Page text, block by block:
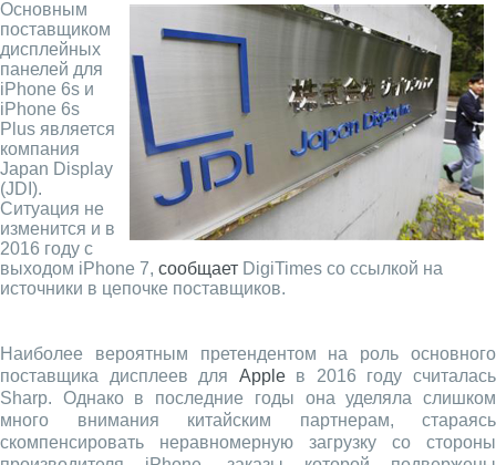
Основным
поставщиком
дисплейных
панелей для
iPhone 6s и
iPhone 6s
Plus является
компания
Japan Display
(JDI).
Ситуация не
изменится и в
2016 году с
выходом iPhone 7, сообщает DigiTimes со ссылкой на
источники в цепочке поставщиков.
Наиболее вероятным претендентом на роль основного
поставщика дисплеев для Appleв 2016 году считалась
Sharp. Однако в последние годы она уделяла слишком
много внимания китайским партнерам, стараясь
скомпенсировать неравномерную загрузку со стороны